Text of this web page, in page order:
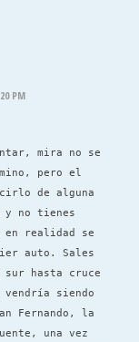
PM
mira no se
pero el
de alguna
y no tienes
en realidad se
auto. Sales
hasta cruce
vendría siendo
Fernando, la
una vez